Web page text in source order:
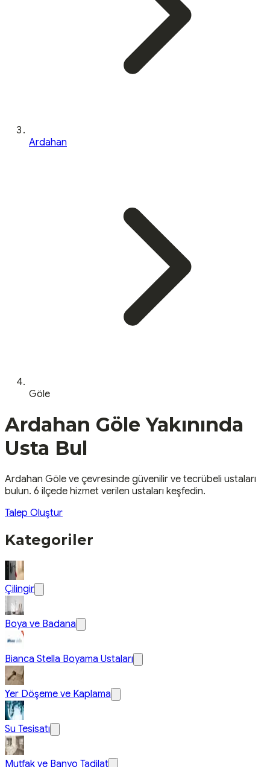
Ardahan
Göle
Ardahan Göle Yakınında
Usta Bul
Ardahan Göle ve çevresinde güvenilir ve tecrübeli ustaları
bulun. 6 ilçede hizmet verilen ustaları keşfedin.
Talep Oluştur
Kategoriler
Çilingir
Boya ve Badana
Bianca Stella Boyama Ustaları
Yer Döşeme ve Kaplama
Su Tesisatı
Mutfak ve Banyo Tadilat